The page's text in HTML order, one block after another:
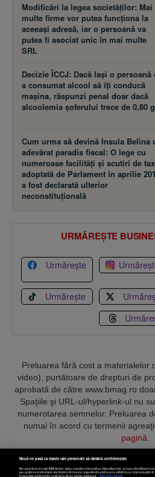
Modificări la legea societăţilor: Mai
multe firme vor putea funcţiona la
aceeaşi adresă, iar o persoană va
putea fi asociat unic în mai multe
SRL
Decizie ÎCCJ: Dacă laşi o persoană
a consumat alcool să îţi conducă
maşina, răspunzi penal doar dacă
alcoolemia şoferului trece de 0,80
Cum urma să devină Insula Belina
adevărat paradis fiscal: O lege cu
numeroase facilităţi şi scutiri de
adoptată de Parlament în aprilie
a fost declarată ulterior
neconstituţională
URMĂREȘTE
Urmărește
Urmărește
Preluarea fără cost a materialelor
video), purtătoare de drepturi de
aprobată de către www.bmag.ro
Spaţiile şi URL-ul/hyperlink-ul nu
numerotarea semnelor. Preluarea
numai în acord cu termenii
pagină
Nouă ne pasă ca datele tale personale să rămână confidențiale
Noi și partenerii noștri589stocăm și/sau accesăm informații pe dispozitivul dvs., precum identificatorii
sau gestiona preferințele dvs. făcând clic mai jos, respectiv vă puteți opune utilizării unui interes legitim
fi raportate partenerilor noștri și nu vă vor afecta navigarea.
Mai multe detalii